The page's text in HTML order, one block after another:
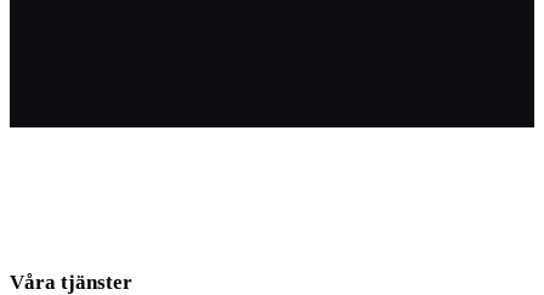
Våra tjänster